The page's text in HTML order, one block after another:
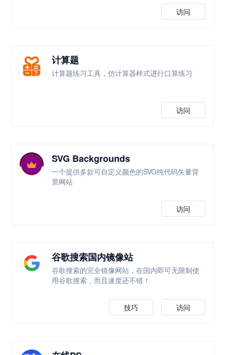
访问
计算题
计算题练习工具，仿计算器样式进行口算练习
访问
SVG Backgrounds
一个提供多款可自定义颜色的SVG纯代码矢量背
景网站
访问
谷歌搜索国内镜像站
谷歌搜索的完全镜像网站，在国内即可无限制使
用谷歌搜索，而且速度还不错！
访问
技巧